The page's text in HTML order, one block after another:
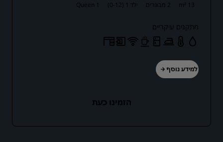
13 m² 2 מבוגרים ילד 1 (0-12) 1 Queen
מתקנים עיקריים
למידע נוסף
הזמינו כעת